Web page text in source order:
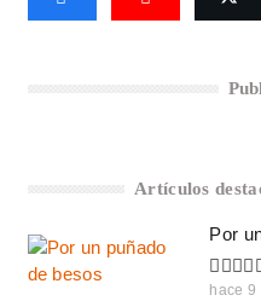
Artículos
Por
hace 9